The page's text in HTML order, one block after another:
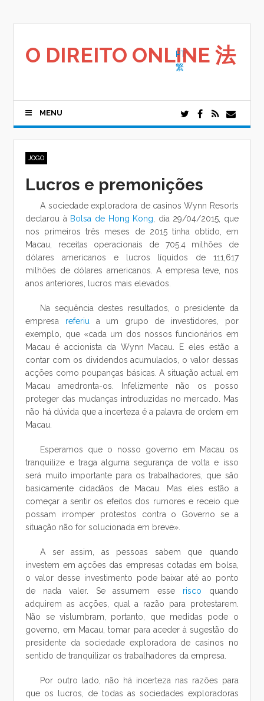
O DIREITO ONLINE 法
PT
繁
MENU
JOGO
Lucros e premonições
A sociedade exploradora de casinos Wynn Resorts
declarou à Bolsa de Hong Kong , dia 29/04/2015, que
nos primeiros três meses de 2015 tinha obtido, em
Macau, receitas operacionais de 705,4 milhões de
dólares americanos e lucros líquidos de 111,617
milhões de dólares americanos. A empresa teve, nos
anos anteriores, lucros mais elevados.
Na sequência destes resultados, o presidente da
empresa referiu a um grupo de investidores, por
exemplo, que «cada um dos nossos funcionários em
Macau é accionista da Wynn Macau. E eles estão a
contar com os dividendos acumulados, o valor dessas
acções como poupanças básicas. A situação actual em
Macau amedronta-os. Infelizmente não os posso
proteger das mudanças introduzidas no mercado. Mas
não há dúvida que a incerteza é a palavra de ordem em
Macau.
Esperamos que o nosso governo em Macau os
tranquilize e traga alguma segurança de volta e isso
será muito importante para os trabalhadores, que são
basicamente cidadãos de Macau. Mas eles estão a
começar a sentir os efeitos dos rumores e receio que
possam irromper protestos contra o Governo se a
situação não for solucionada em breve».
A ser assim, as pessoas sabem que quando
investem em açcões das empresas cotadas em bolsa,
o valor desse investimento pode baixar até ao ponto
de nada valer. Se assumem esse risco quando
adquirem as acções, qual a razão para protestarem.
Não se vislumbram, portanto, que medidas pode o
governo, em Macau, tomar para aceder à sugestão do
presidente da sociedade exploradora de casinos no
sentido de tranquilizar os trabalhadores da empresa.
Por outro lado, não há incerteza nas razões para
que os lucros, de todas as sociedades exploradoras